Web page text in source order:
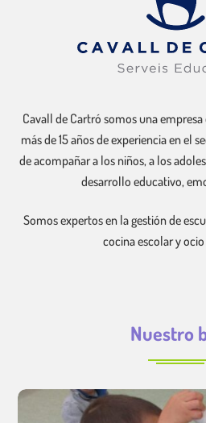
Cavall de Cartró somos una
más de 15 años de experiencia en el
de acompañar a los niños, a los
desarrollo educativo,
Somos expertos en la gestión de
cocina escolar y
Nuestro